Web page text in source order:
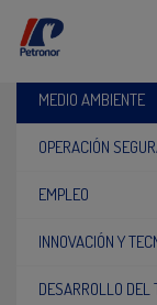
MEDIO AMBIENTE
OPERACIÓN
EMPLEO
INNOVACIÓN Y
DESARROLLO DEL